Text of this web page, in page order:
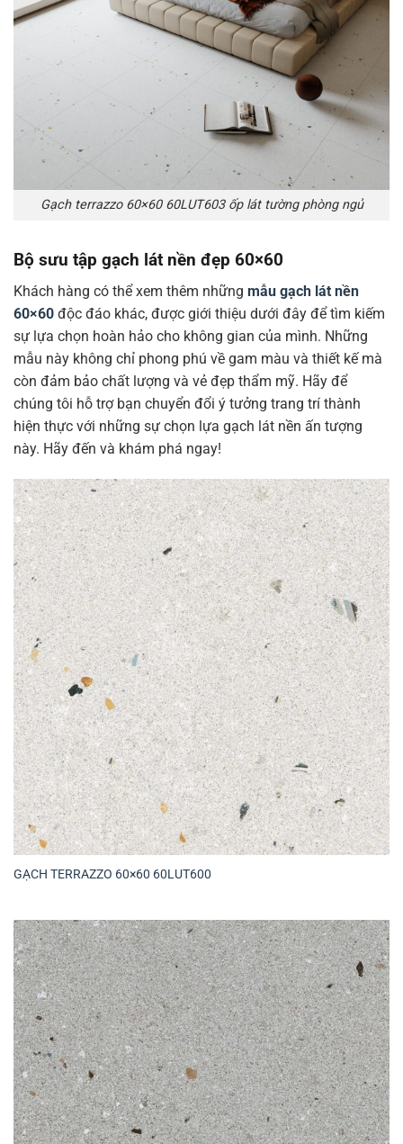
Gạch terrazzo 60×60 60LUT603 ốp lát tường phòng ngủ
Bộ sưu tập gạch lát nền đẹp 60×60
Khách hàng có thể xem thêm những mẫu gạch lát nền
60×60 độc đáo khác, được giới thiệu dưới đây để tìm kiếm
sự lựa chọn hoàn hảo cho không gian của mình. Những
mẫu này không chỉ phong phú về gam màu và thiết kế mà
còn đảm bảo chất lượng và vẻ đẹp thẩm mỹ. Hãy để
chúng tôi hỗ trợ bạn chuyển đổi ý tưởng trang trí thành
hiện thực với những sự chọn lựa gạch lát nền ấn tượng
này. Hãy đến và khám phá ngay!
GẠCH TERRAZZO 60×60 60LUT600